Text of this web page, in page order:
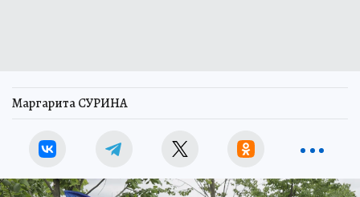
Маргарита СУРИНА